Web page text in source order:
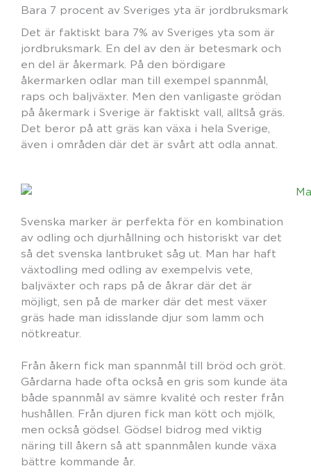
Bara 7 procent av Sveriges yta är jordbruksmark
Det är faktiskt bara 7% av Sveriges yta som är
jordbruksmark. En del av den är betesmark och
en del är åkermark. På den bördigare
åkermarken odlar man till exempel spannmål,
raps och baljväxter. Men den vanligaste grödan
på åkermark i Sverige är faktiskt vall, alltså gräs.
Det beror på att gräs kan växa i hela Sverige,
även i områden där det är svårt att odla annat.
Svenska marker är perfekta för en kombination
av odling och djurhållning och historiskt var det
så det svenska lantbruket såg ut. Man har haft
växtodling med odling av exempelvis vete,
baljväxter och raps på de åkrar där det är
möjligt, sen på de marker där det mest växer
gräs hade man idisslande djur som lamm och
nötkreatur.
Från åkern fick man spannmål till bröd och gröt.
Gårdarna hade ofta också en gris som kunde äta
både spannmål av sämre kvalité och rester från
hushållen. Från djuren fick man kött och mjölk,
men också gödsel. Gödsel bidrog med viktig
näring till åkern så att spannmålen kunde växa
bättre kommande år.